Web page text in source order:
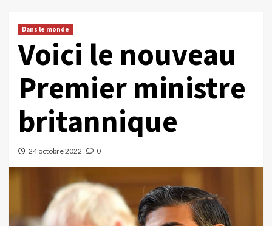
Dans le monde
Voici le nouveau
Premier ministre
britannique
24 octobre 2022 0